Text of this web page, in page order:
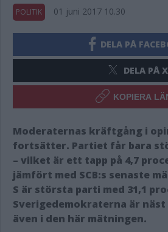
POLITIK 01 juni 2017 10.30
DELA PÅ
DELA PÅ X
KOPIERA
Moderaternas kräftgång i
fortsätter. Partiet får bara
– vilket är ett tapp på 4,7
jämfört med SCB:s senaste
S är största parti med 31,1
Sverigedemokraterna är
även i den här mätningen.